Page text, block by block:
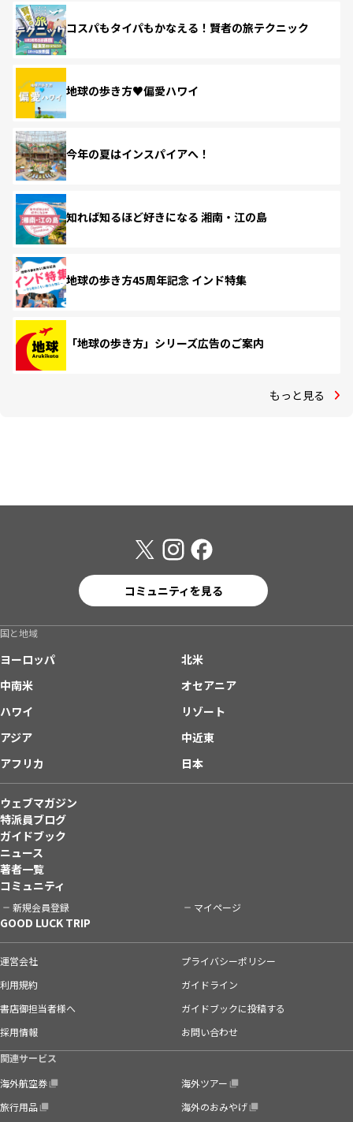
コスパもタイパもかなえる！賢者の旅テクニック
地球の歩き方♥偏愛ハワイ
今年の夏はインスパイアへ！
知れば知るほど好きになる 湘南・江の島
地球の歩き方45周年記念 インド特集
「地球の歩き方」シリーズ広告のご案内
もっと見る
コミュニティを見る
国と地域
ヨーロッパ
北米
中南米
オセアニア
ハワイ
リゾート
アジア
中近東
アフリカ
日本
ウェブマガジン
特派員ブログ
ガイドブック
ニュース
著者一覧
コミュニティ
新規会員登録 マイページ
GOOD LUCK TRIP
運営会社
プライバシーポリシー
利用規約
ガイドライン
書店御担当者様へ
ガイドブックに投稿する
採用情報
お問い合わせ
関連サービス
海外航空券
海外ツアー
旅行用品
海外のおみやげ